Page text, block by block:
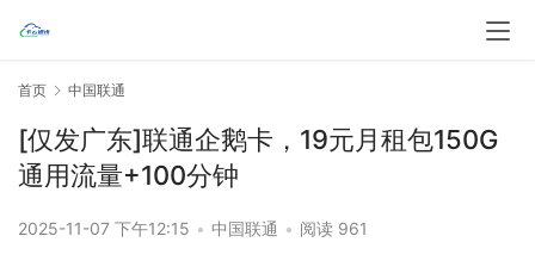
首页 中国联通
[仅发广东]联通企鹅卡，19元月租包150G
通用流量+100分钟
2025-11-07 下午12:15 • 中国联通 • 阅读 961